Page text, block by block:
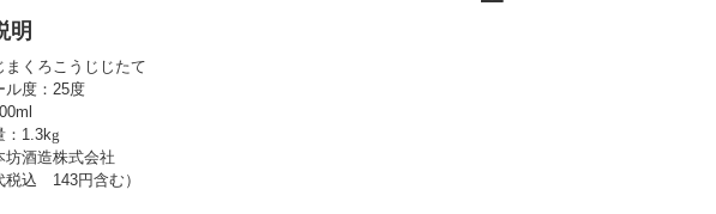
明
まくろこうじじたて
ル度：25度
：1.3kg
坊酒造株式会社
税込 143円含む）